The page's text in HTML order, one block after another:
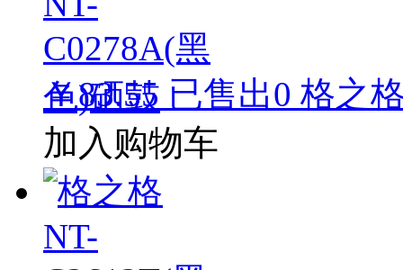
￥83.55 已售出0 格之
加入购物车